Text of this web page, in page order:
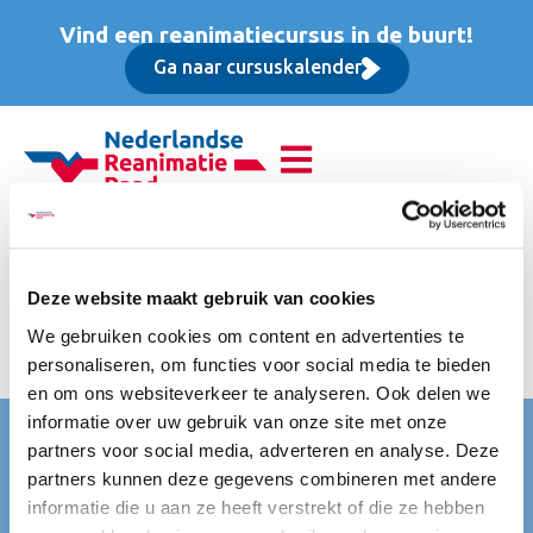
Deze website maakt gebruik van cookies
We gebruiken cookies om content en advertenties te
personaliseren, om functies voor social media te bieden
en om ons websiteverkeer te analyseren. Ook delen we
informatie over uw gebruik van onze site met onze
partners voor social media, adverteren en analyse. Deze
partners kunnen deze gegevens combineren met andere
informatie die u aan ze heeft verstrekt of die ze hebben
Vind een reanimatiecursus in de buurt!
Ga naar cursuskalender
Reanimatie van
volwassenen (BLS),
Opfriscursus
Nederlandse Reanimatie Raad (NRR)
Mercatorlaan 1200
3528 BL Utrecht